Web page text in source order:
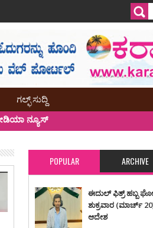
ಗಲ್ಫ್ ಸುದ್ದಿ
ನ್ಯೂಸ್
POPULAR ARCHIVE
ಈದುಲ್ ಫಿತ್ರ್ ಹಬ್ಬ
ಶುಕ್ರವಾರ (ಮಾರ್ಚ್
ಆದೇಶ